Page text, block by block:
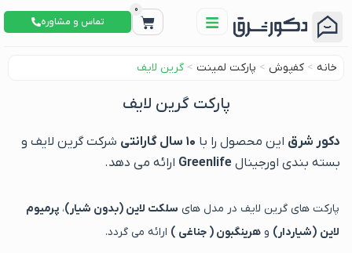
0
تماس و مشاوره
خانه > کفپوش > پارکت لمینت > گرین لایف
پارکت گرین لایف
دکور شرق این محصول را با ۱۰ سال گارانتی
شرکت گرین لایف و
بسته بندی اورجينال Greenlife ارائه می دهد.
پارکت های گرین لایف در مدل های سلکت لاین (بدون شیار)، پرمیوم
لاین (شیاردار) و هرینگبون ( جناغی ) ارائه می گردد.